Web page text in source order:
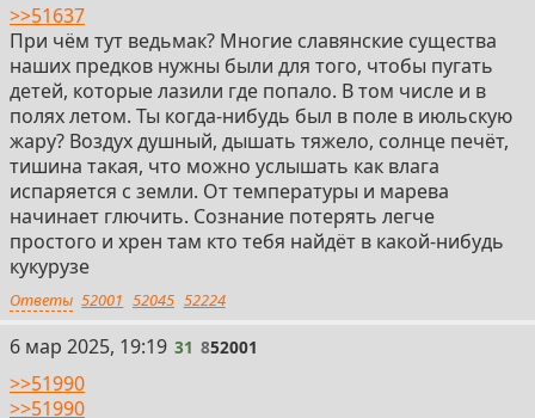
>>51637
При чём тут ведьмак? Многие славянские существа
наших предков нужны были для того, чтобы пугать
детей, которые лазили где попало. В том числе и в
полях летом. Ты когда-нибудь был в поле в июльскую
жару? Воздух душный, дышать тяжело, солнце печёт,
тишина такая, что можно услышать как влага
испаряется с земли. От температуры и марева
начинает глючить. Сознание потерять легче
простого и хрен там кто тебя найдёт в какой-нибудь
кукурузе
Ответы 52001 52045 52224
31
6 мар 2025, 19:19 31 852001
>>51990
>>51990